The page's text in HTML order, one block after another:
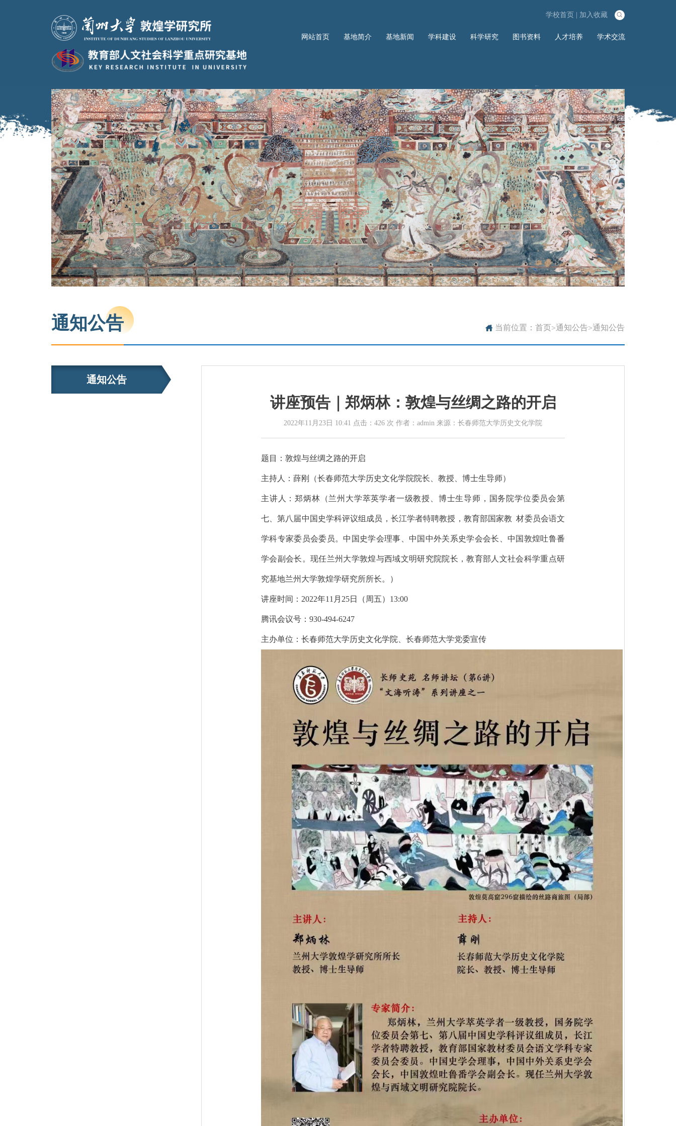
网站首页 基地简介 基地新闻 学科建设 科学研究 图书资料 人才培养 学术交流
学校首页 加入收藏 
通知公告  当前位置： 首页>通知公告>通知公告
通知公告
讲座预告｜郑炳林：敦煌与丝绸之路的开启
2022年11月23日 10:41 点击： 426 次 作者：admin 来源：长春师范大学历史文化学院
题目：敦煌与丝绸之路的开启
主持人：薛刚（长春师范大学历史文化学院院长、教授、博士生导师）
主讲人：郑炳林（兰州大学萃英学者一级教授、博士生导师，国务院学位委员会第
七、第八届中国史学科评议组成员，长江学者特聘教授，教育部国家教 材委员会语文
学科专家委员会委员。中国史学会理事、中国中外关系史学会会长、中国敦煌吐鲁番
学会副会长。现任兰州大学敦煌与西域文明研究院院长，教育部人文社会科学重点研
究基地兰州大学敦煌学研究所所长。）
讲座时间：2022年11月25日（周五）13:00
腾讯会议号：930-494-6247
主办单位：长春师范大学历史文化学院、长春师范大学党委宣传